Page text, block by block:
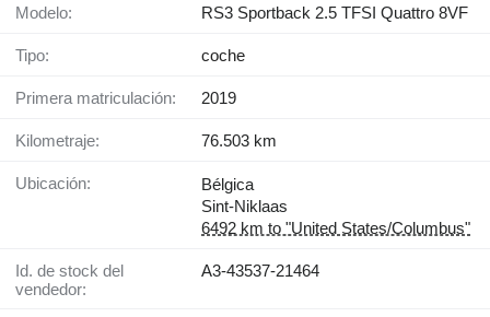
Modelo: RS3 Sportback 2.5 TFSI Quattro 8VF
Tipo: coche
Primera matriculación: 2019
Kilometraje: 76.503 km
Ubicación:
Bélgica
Sint-Niklaas
6492 km to "United States/Columbus"
Id. de stock del
vendedor:
A3-43537-21464